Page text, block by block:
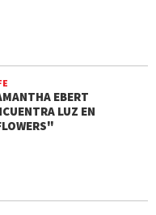
EBERT
LUZ EN